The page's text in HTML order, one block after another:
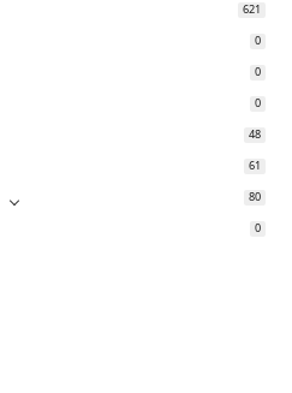
621
0
0
0
48
61
80
0